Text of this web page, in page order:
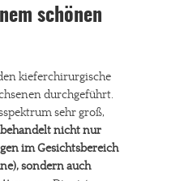
schönen
kieferchirurgische
durchgeführt.
sehr groß,
nicht nur
im Gesichtsbereich
sondern auch